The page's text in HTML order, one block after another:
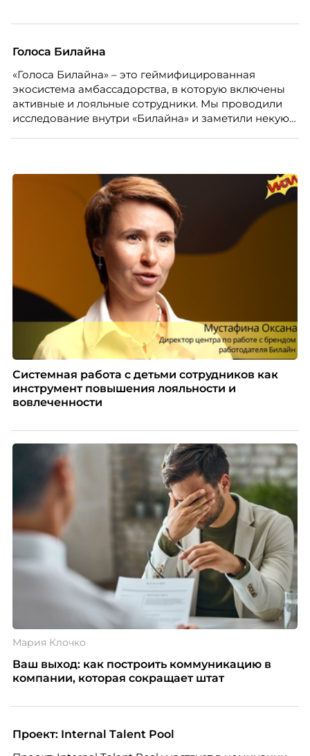
Голоса Билайна
«Голоса Билайна» – это геймифицированная
экосистема амбассадорства, в которую включены
активные и лояльные сотрудники. Мы проводили
исследование внутри «Билайна» и заметили некую
Системная работа с детьми сотрудников как
инструмент повышения лояльности и
вовлеченности
Мария Клочко
Ваш выход: как построить коммуникацию в
компании, которая сокращает штат
Проект: Internal Talent Pool